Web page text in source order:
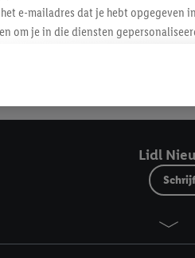
Lidl
Lidl
e-mailadres dat je hebt opgegeven
om je in die diensten
geeft, dan kunnen retargeting
(bijvoorbeeld door het
weergegeven, als verschillende
andere identifiers of met
je instemt. Verder kan je er meer
kies je voor de optie dat er